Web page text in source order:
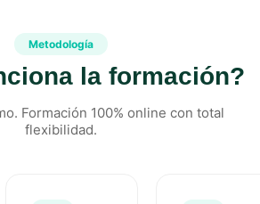
Metodología
la formación?
Formación 100% online con total
flexibilidad.